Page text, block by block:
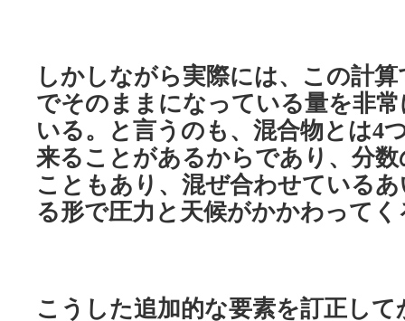
しかしながら実際には、この計
でそのままになっている量を非
いる。と言うのも、混合物とは4
来ることがあるからであり、分
こともあり、混ぜ合わせている
る形で圧力と天候がかかわって
こうした追加的な要素を訂正し